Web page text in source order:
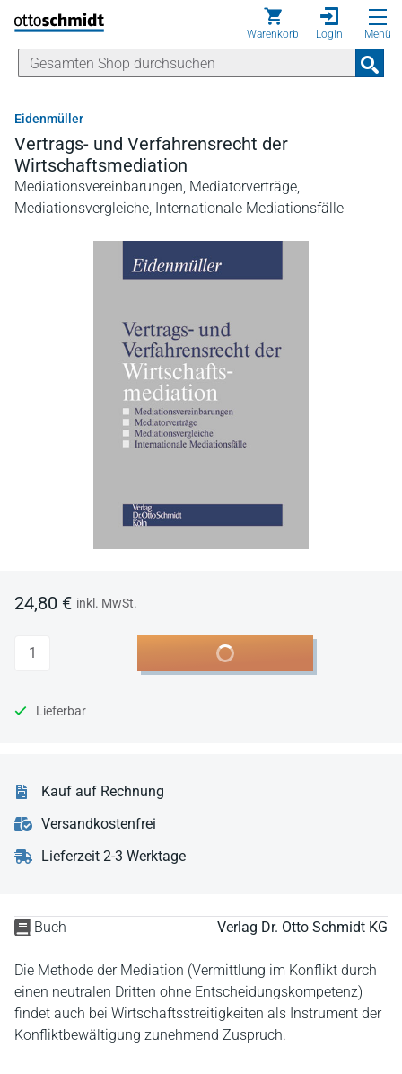
Direkt zum Inhalt
Warenkorb Login Menü
Eidenmüller
Vertrags- und Verfahrensrecht der
Wirtschaftsmediation
Mediationsvereinbarungen, Mediatorverträge,
Mediationsvergleiche, Internationale Mediationsfälle
Buch Verlag Dr. Otto Schmidt KG
Die Methode der Mediation (Vermittlung im Konflikt durch
einen neutralen Dritten ohne Entscheidungskompetenz)
findet auch bei Wirtschaftsstreitigkeiten als Instrument der
Konfliktbewältigung zunehmend Zuspruch.
24,80 € inkl. MwSt.
Anzahl In den Warenkorb
Lieferbar
Kauf auf Rechnung
Versandkostenfrei
Lieferzeit 2-3 Werktage